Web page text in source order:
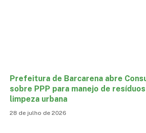
Prefeitura de Barcarena abre
sobre PPP para manejo de
limpeza urbana
28 de julho de 2026